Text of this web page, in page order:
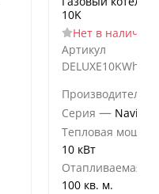
10K
Нет в наличии
Артикул
Производитель
Серия — Navien
Тепловая
10 кВт
Отапливаемая
100 кв. м.